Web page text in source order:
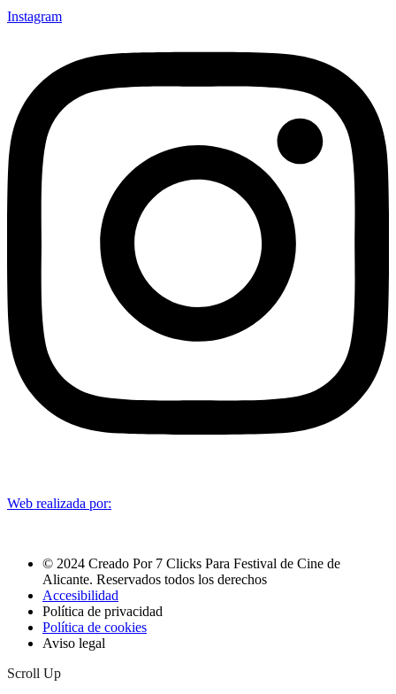
Instagram
Web realizada por:
© 2024 Creado Por 7 Clicks Para Festival de Cine de
Alicante. Reservados todos los derechos
Accesibilidad
Política de privacidad
Política de cookies
Aviso legal
Scroll Up